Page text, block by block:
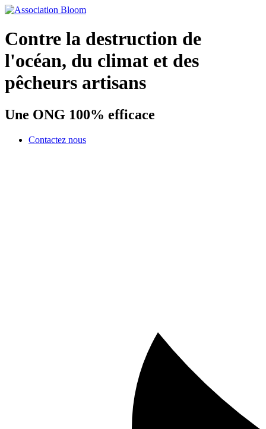
Contre la destruction de
l'océan, du climat et des
pêcheurs artisans
Une ONG 100% efficace
Contactez nous